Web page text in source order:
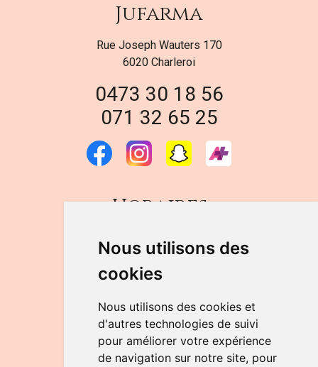
Nous utilisons des
cookies
Nous utilisons des cookies et
d'autres technologies de suivi
pour améliorer votre expérience
de navigation sur notre site, pour
Jufarma
Rue Joseph Wauters 170
6020 Charleroi
0473 30 18 56
071 32 65 25
Horaires
DU LUNDI AU VENDREDI
de 9h à 12h30 et de 14h à 18h
LE SAMEDI
de 9h à 12h30
NOUS CONTACTER